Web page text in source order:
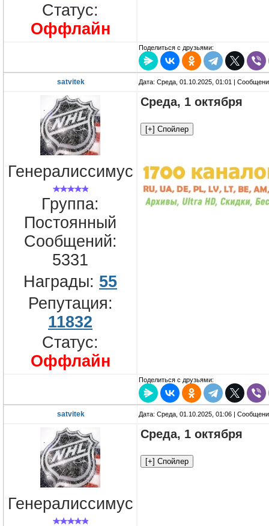
Статус:
Оффлайн
Поделиться с друзьями:
satvitek Дата: Среда, 01.10.2025, 01:01 |
Генералиссимус
Группа:
Постоянный
Сообщений:
5331
Награды: 55
Репутация:
11832
Статус:
Оффлайн
Среда, 1 октября
Поделиться с друзьями:
satvitek Дата: Среда, 01.10.2025, 01:06 |
Генералиссимус
Среда, 1 октября